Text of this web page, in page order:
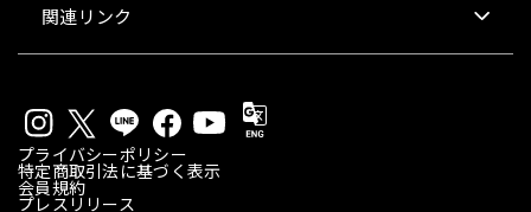
関連リンク
プライバシーポリシー
特定商取引法に基づく表示
会員規約
プレスリリース